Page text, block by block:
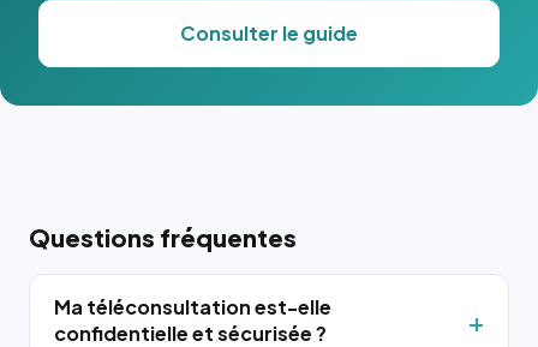
Consulter le guide
Questions fréquentes
Ma téléconsultation est-elle
confidentielle et sécurisée ?